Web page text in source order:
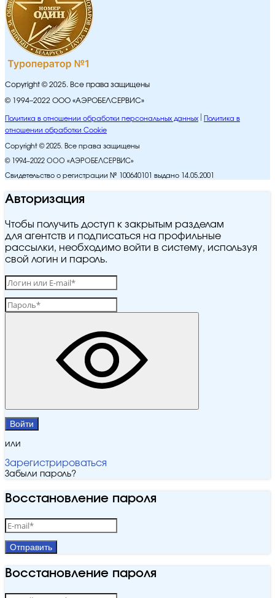
Copyright © 2025. Все права защищены
© 1994–2022 ООО «АЭРОБЕЛСЕРВИС»
Политика в отношении обработки персональных данных
Политика в
отношении обработки Cookie
Copyright © 2025. Все права защищены
© 1994–2022 ООО «АЭРОБЕЛСЕРВИС»
Свидетельство о регистрации № 100640101 выдано 14.05.2001
Авторизация
Чтобы получить доступ к закрытым разделам
для агентств и подписаться на профильные
рассылки, необходимо войти в систему, используя
свой логин и пароль.
Войти
или
Зарегистрироваться
Забыли пароль?
Восстановление пароля
Отправить
Восстановление пароля